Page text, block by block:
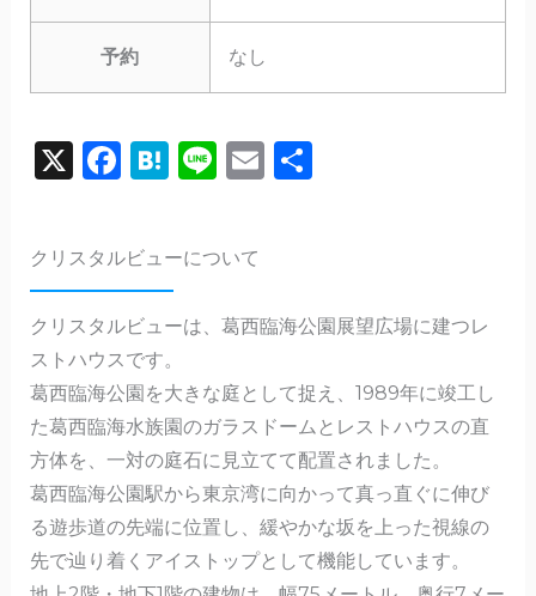
予約 なし
F
e
b
o
o
k
E
Li
H
n
a
X
共
クリスタルビューについて
クリスタルビューは、葛西臨海公園展望広場に建つレ
ストハウスです。
葛西臨海公園を大きな庭として捉え、1989年に竣工し
た葛西臨海水族園のガラスドームとレストハウスの直
方体を、一対の庭石に見立てて配置されました。
葛西臨海公園駅から東京湾に向かって真っ直ぐに伸び
る遊歩道の先端に位置し、緩やかな坂を上った視線の
先で辿り着くアイストップとして機能しています。